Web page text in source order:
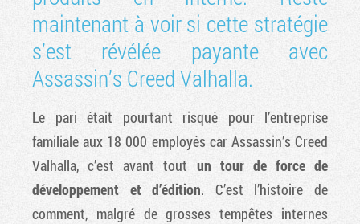
maintenant à voir si cette stratégie
s’est révélée payante avec
Assassin’s Creed Valhalla.
Le pari était pourtant risqué pour l’entreprise
familiale aux 18 000 employés car Assassin’s Creed
Valhalla, c’est avant tout un tour de force de
développement et d’édition. C’est l’histoire de
comment, malgré de grosses tempêtes internes